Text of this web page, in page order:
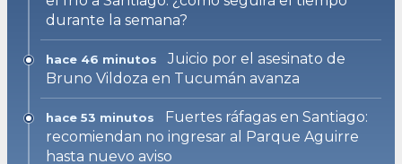
durante la semana?
hace 46 minutos
Juicio por el asesinato de
Bruno Vildoza en Tucumán avanza
hace 53 minutos
Fuertes ráfagas en Santiago:
recomiendan no ingresar al Parque Aguirre
hasta nuevo aviso